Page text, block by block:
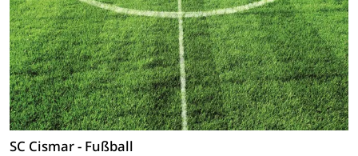
SC Cismar - Fußball